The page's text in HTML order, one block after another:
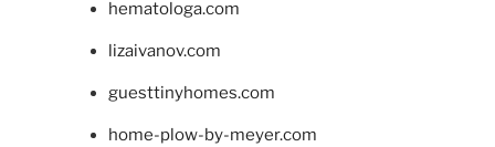
hematologa.com
lizaivanov.com
guesttinyhomes.com
home-plow-by-meyer.com